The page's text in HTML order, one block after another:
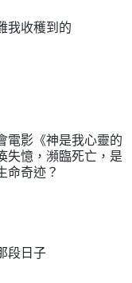
我收穫到的
電影《神是我心靈的
失憶，瀕臨死亡，是
命奇迹？
段日子